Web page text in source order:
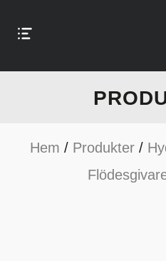
Hem / Produkter /